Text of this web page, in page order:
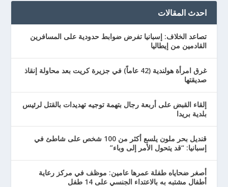
احدث المقالات
تصاعد الخلاف: إسبانيا تفرض ضوابط حدودية على المسافرين
القادمين من إيطاليا
غرق امرأة هولندية (42 عاماً) في جزيرة كريت بعد محاولة إنقاذ
صديقتها
إلقاء القبض على أربعة رجال بتهمة توجيه تهديدات بالقتل لرئيس
بلدية بريدا
قنديل بحر ملون يلسع أكثر من 100 شخص على شاطئ في
إسبانيا: “قد يتحول الأمر إلى وباء”
أصغر ضحاياه طفلة عمرها عامين: موظف في مركز رعاية
أطفال مشتبه به بالاعتداء الجنسي على 14 طفل